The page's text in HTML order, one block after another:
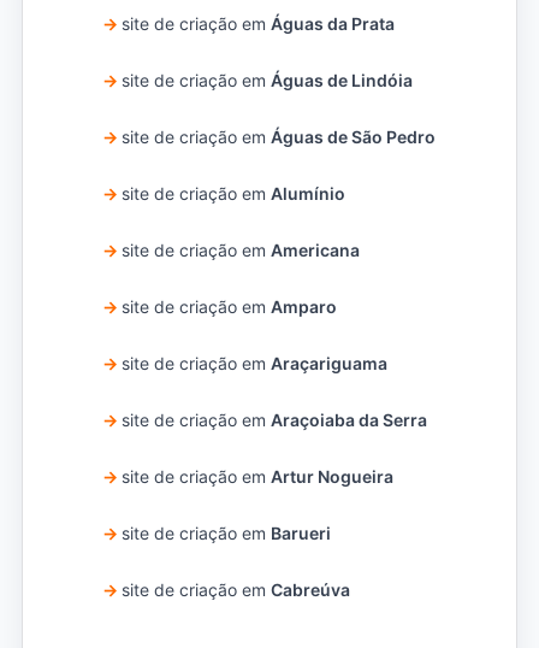
site de criação emÁguas da Prata
site de criação emÁguas de Lindóia
site de criação emÁguas de São Pedro
site de criação emAlumínio
site de criação emAmericana
site de criação emAmparo
site de criação emAraçariguama
site de criação emAraçoiaba da Serra
site de criação emArtur Nogueira
site de criação em Barueri
site de criação emCabreúva